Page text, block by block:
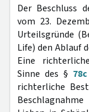
Der Beschluss
vom 23.
Urteilsgründe
Life) den Ablauf
Eine
Sinne des § 78c
richterliche